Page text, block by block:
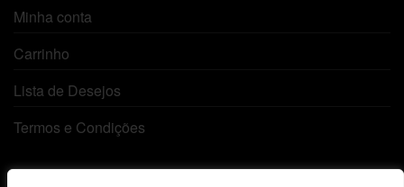
Minha conta
Carrinho
Lista de Desejos
Termos e Condições